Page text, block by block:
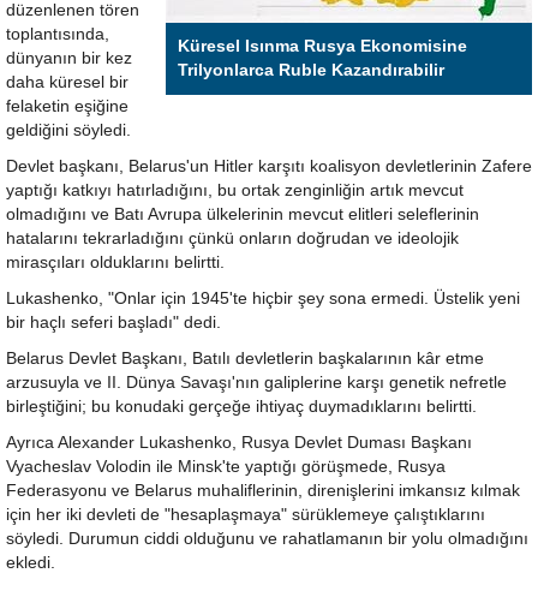
Küresel Isınma Rusya Ekonomisine
Trilyonlarca Ruble Kazandırabilir
düzenlenen tören
toplantısında,
dünyanın bir kez
daha küresel bir
felaketin eşiğine
geldiğini söyledi.
Devlet başkanı, Belarus'un Hitler karşıtı koalisyon devletlerinin Zafere
yaptığı katkıyı hatırladığını, bu ortak zenginliğin artık mevcut
olmadığını ve Batı Avrupa ülkelerinin mevcut elitleri seleflerinin
hatalarını tekrarladığını çünkü onların doğrudan ve ideolojik
mirasçıları olduklarını belirtti.
Lukashenko, "Onlar için 1945'te hiçbir şey sona ermedi. Üstelik yeni
bir haçlı seferi başladı" dedi.
Belarus Devlet Başkanı, Batılı devletlerin başkalarının kâr etme
arzusuyla ve II. Dünya Savaşı'nın galiplerine karşı genetik nefretle
birleştiğini; bu konudaki gerçeğe ihtiyaç duymadıklarını belirtti.
Ayrıca Alexander Lukashenko, Rusya Devlet Duması Başkanı
Vyacheslav Volodin ile Minsk'te yaptığı görüşmede, Rusya
Federasyonu ve Belarus muhaliflerinin, direnişlerini imkansız kılmak
için her iki devleti de "hesaplaşmaya" sürüklemeye çalıştıklarını
söyledi. Durumun ciddi olduğunu ve rahatlamanın bir yolu olmadığını
ekledi.